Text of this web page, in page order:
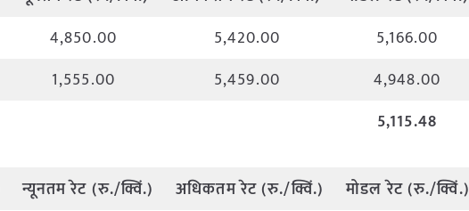
4,850.00 5,420.00
5,166.00
1,555.00 5,459.00
4,948.00
5,115.48
न्यूनतमरेट (रु./क्विं.) अधिकतमरेट(रु./क्विं.) मोडल रेट(रु./क्विं.)